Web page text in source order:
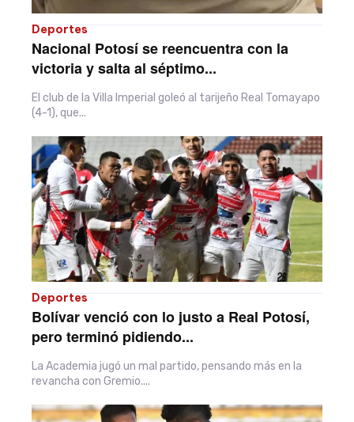
Deportes
Nacional Potosí se reencuentra con la
victoria y salta al séptimo...
El club de la Villa Imperial goleó al tarijeño Real Tomayapo
(4-1), que...
Deportes
Bolívar venció con lo justo a Real Potosí,
pero terminó pidiendo...
La Academia jugó un mal partido, pensando más en la
revancha con Gremio....